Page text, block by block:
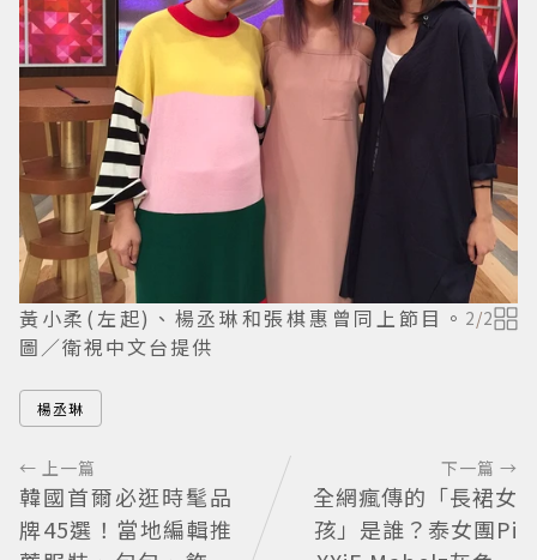
黃小柔(左起)、楊丞琳和張棋惠曾同上節目。
圖／衛視中文台提供
2/2
楊丞琳
← 上一篇
韓國首爾必逛時髦品
牌45選！當地編輯推
下一篇 →
全網瘋傳的「長裙女
孩」是誰？泰女團Pi